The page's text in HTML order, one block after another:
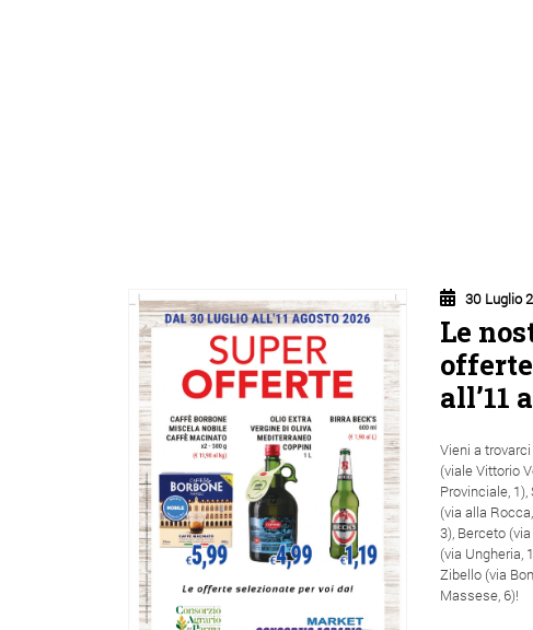
30 Luglio
Le
all’11
Vieni a
(viale Vittorio
Provinciale, 1),
(via alla
3), Berceto
(via Ungheria,
Zibello (via
Massese, 6)!